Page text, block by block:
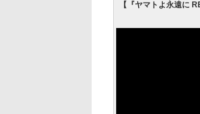
【『ヤマトよ永遠に